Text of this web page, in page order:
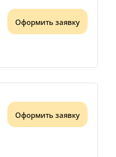
Оформить заявку
Оформить заявку